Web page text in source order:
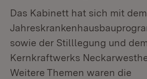
Das Kabinett hat sich mit dem
sowie der Stilllegung und
Kernkraftwerks
Weitere Themen waren die